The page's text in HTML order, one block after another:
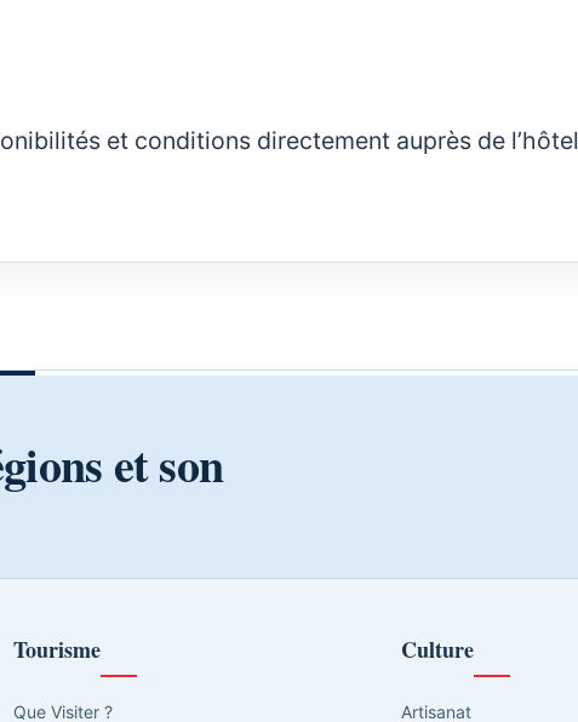
et conditions directement auprès de
et son
Tourisme
Que Visiter ?
Culture
Artisanat